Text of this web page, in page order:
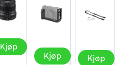
Kjøp
Kjøp Kjøp